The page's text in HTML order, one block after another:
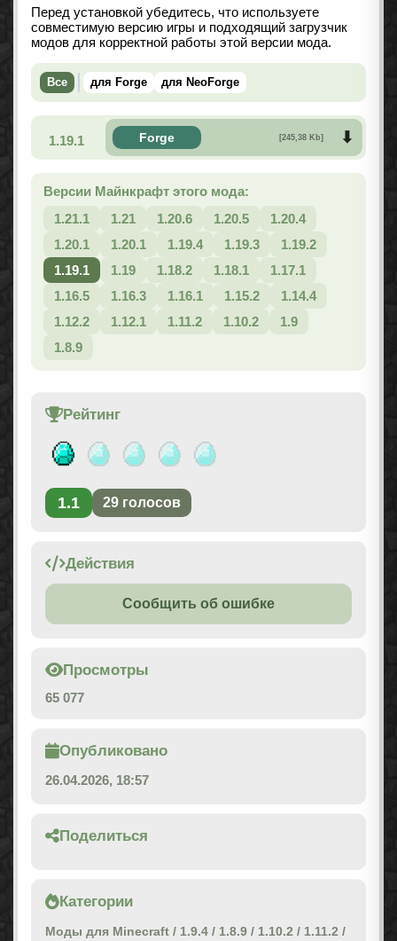
Перед установкой убедитесь, что используете
совместимую версию игры и подходящий загрузчик
модов для корректной работы этой версии мода.
Все для Forge для NeoForge
1.19.1 Forge [245,38 Kb]
Версии Майнкрафт этого мода:
1.21.1
1.21 1.20.6 1.20.5
1.20.4
1.20.1
1.20.1 1.19.4 1.19.3
1.19.2
1.19.1
1.19 1.18.2 1.18.1
1.17.1
1.16.5
1.16.3 1.16.1 1.15.2
1.14.4
1.12.2
1.12.1 1.11.2 1.10.2
1.9
1.8.9
Рейтинг
1.1 29 голосов
Действия
Сообщить об ошибке
Просмотры
65 077
Опубликовано
26.04.2026, 18:57
Поделиться
Категории
Моды для Minecraft / 1.9.4 / 1.8.9 / 1.10.2 / 1.11.2 /